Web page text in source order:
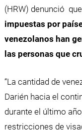
(HRW) denunció que
impuestas por
venezolanos han
las personas que
“La cantidad de
Darién hacia el
durante el último
restricciones de